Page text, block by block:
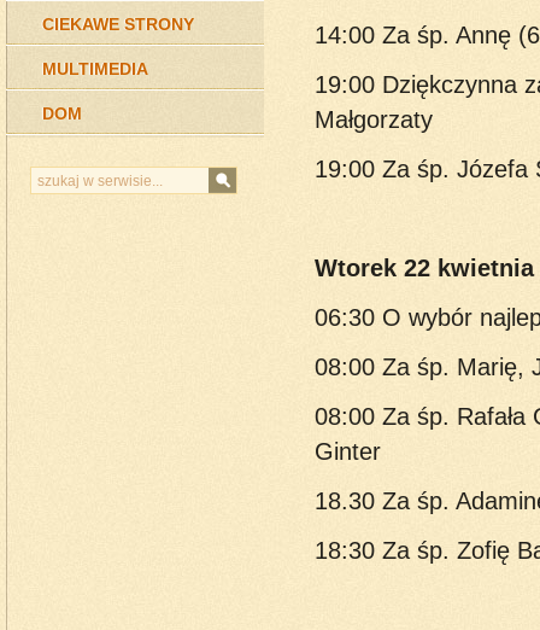
CIEKAWE STRONY
MULTIMEDIA
DOM
14:00 Za śp. Annę
19:00 Dziękczynna
Małgorzaty
19:00 Za śp. Józefa
Wtorek 22 kwietnia
06:30 O wybór
08:00 Za śp. Marię,
08:00 Za śp.
Ginter
18.30 Za śp.
18:30 Za śp. Zofię